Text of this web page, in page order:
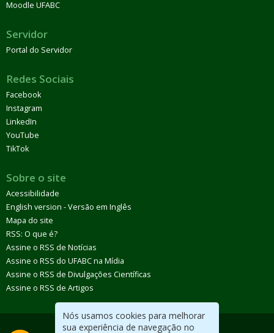
Nós usamos cookies para melhorar
sua experiência de navegação no
Moodle UFABC
Servidor
Portal do Servidor
Redes Sociais
Facebook
Instagram
LinkedIn
YouTube
TikTok
Sobre o site
Acessibilidade
English version - Versão em Inglês
Mapa do site
RSS: O que é?
Assine o RSS de Notícias
Assine o RSS do UFABC na Mídia
Assine o RSS de Divulgações Científicas
Assine o RSS de Artigos